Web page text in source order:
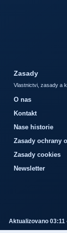
Zasady
Vlastnictvi, zasady a
O nas
Kontakt
Nase historie
Zasady ochrany
Zasady cookies
Newsletter
Aktualizovano 03:11